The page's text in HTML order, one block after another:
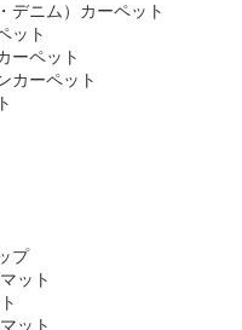
デニム）カーペット
ット
ーペット
カーペット
プ
ット
ット